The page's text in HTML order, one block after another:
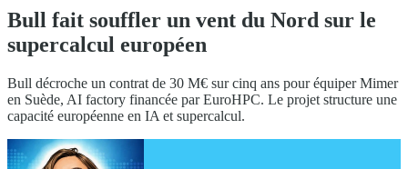
Bull fait souffler un vent du Nord sur le
supercalcul européen
Bull décroche un contrat de 30 M€ sur cinq ans pour équiper Mimer
en Suède, AI factory financée par EuroHPC. Le projet structure une
capacité européenne en IA et supercalcul.